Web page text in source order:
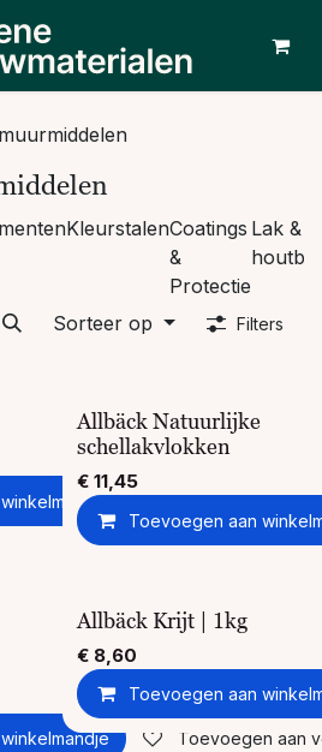
KleurstalenCoatings
&
Protectie
Lak &
Sorteer op Filters
Toevoegen aan
Allbäck Natuurlijke
schellakvlokken
€ 11,45
Toevoegen aan
Toevoegen aan
Allbäck Krijt | 1kg
€ 8,60
Toevoegen aan